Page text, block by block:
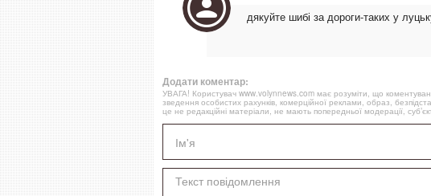
дякуйте шибі за дороги-таких у
Додати коментар:
УВАГА! Користувач www.volynnews.com має розуміти, що
зведення особистих рахунків, комерційної реклами, образ,
це не редакційні матеріали, не мають попередньої модерації,